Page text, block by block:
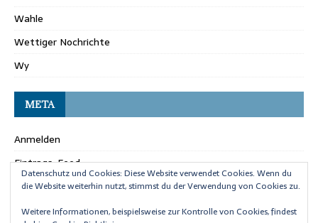
Wahle
Wettiger Nochrichte
Wy
META
Anmelden
Eintrags-Feed
Kommentar-Feed
WordPress.org
Datenschutz und Cookies: Diese Website verwendet Cookies. Wenn du
die Website weiterhin nutzt, stimmst du der Verwendung von Cookies zu.
Weitere Informationen, beispielsweise zur Kontrolle von Cookies, findest